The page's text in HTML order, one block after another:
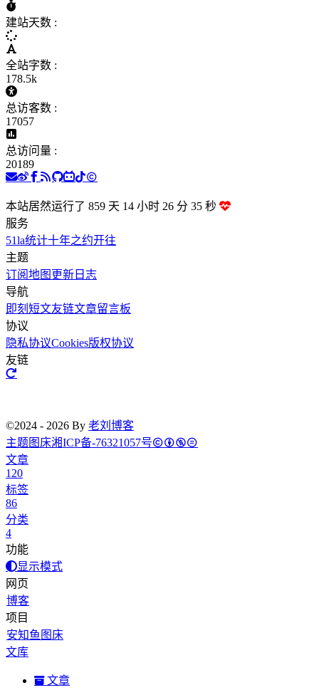
建站天数 :
全站字数 :
178.5k
总访客数 :
17057
总访问量 :
20189
本站居然运行了 859 天 14 小时 26 分 36 秒
服务
51la统计十年之约开往
主题
订阅地图 更新日志
导航
即刻短文友链文章留言板
协议
隐私协议Cookies版权协议
友链
©2024 - 2026 By 老刘博客
主题 图床湘ICP备-76321057号
文章
120
标签
86
分类
4
功能
显示模式
网页
博客
项目
安知鱼图床
文库
文章